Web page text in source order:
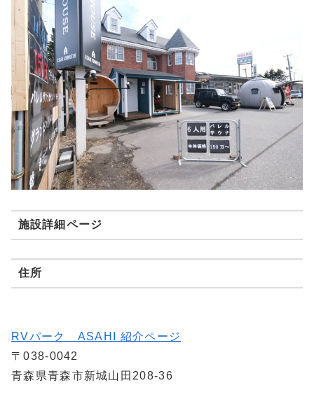
施設詳細ページ
住所
RVパーク ASAHI 紹介ページ
〒038-0042
青森県青森市新城山田208-36